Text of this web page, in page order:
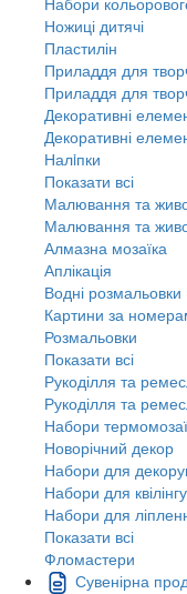
Ножиці дитячі
Пластилін
Приладдя для
Приладдя для
Декоративні
Декоративні
Налiпки
Показати всі
Малювання та
Малювання та
Алмазна мозаїка
Аплікація
Водні розмальовки
Картини за
Розмальовки
Показати всі
Рукоділля та
Рукоділля та
Набори
Новорічний декор
Набори для
Набори для
Набори для
Показати всі
Фломастери
Сувенірна